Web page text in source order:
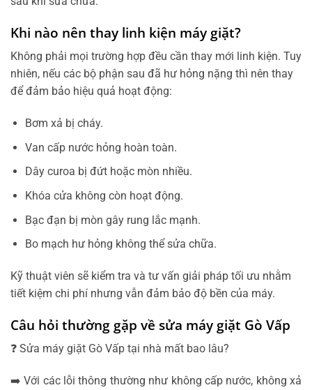
Khi nào nên thay linh kiện máy giặt?
Không phải mọi trường hợp đều cần thay mới linh kiện. Tuy
nhiên, nếu các bộ phận sau đã hư hỏng nặng thì nên thay
để đảm bảo hiệu quả hoạt động:
Bơm xả bị cháy.
Van cấp nước hỏng hoàn toàn.
Dây curoa bị đứt hoặc mòn nhiều.
Khóa cửa không còn hoạt động.
Bạc đạn bị mòn gây rung lắc mạnh.
Bo mạch hư hỏng không thể sửa chữa.
Kỹ thuật viên sẽ kiểm tra và tư vấn giải pháp tối ưu nhằm
tiết kiệm chi phí nhưng vẫn đảm bảo độ bền của máy.
Câu hỏi thường gặp về sửa máy giặt Gò Vấp
❓ Sửa máy giặt Gò Vấp tại nhà mất bao lâu?
➡️ Với các lỗi thông thường như không cấp nước, không xả